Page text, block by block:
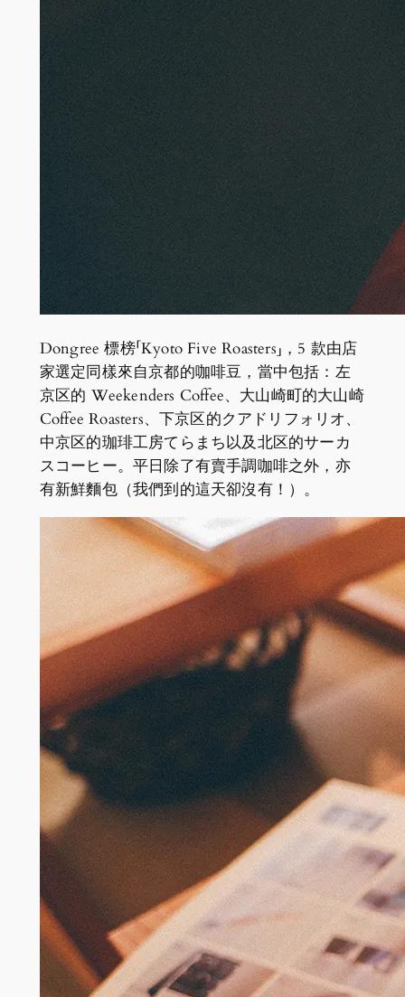
Dongree 標榜「Kyoto Five Roasters」，5 款由店
家選定同樣來自京都的咖啡豆，當中包括：左
京区的 Weekenders Coffee、大山崎町的大山崎
Coffee Roasters、下京区的クアドリフォリオ、
中京区的珈琲工房てらまち以及北区的サーカ
スコーヒー。平日除了有賣手調咖啡之外，亦
有新鮮麵包（我們到的這天卻沒有！）。